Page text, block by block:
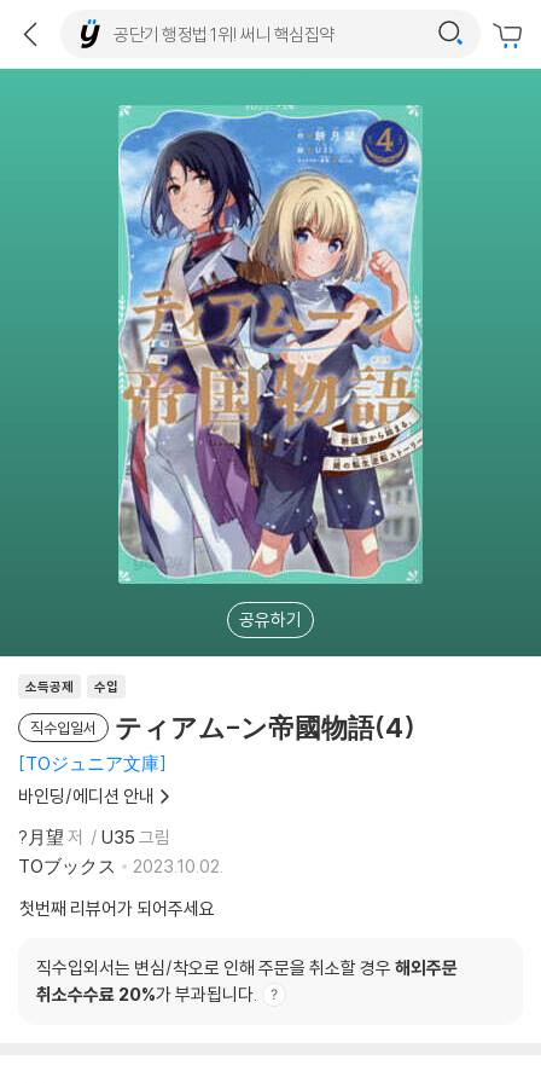
공유하기
소득공제 수입
직수입일서 ティアム-ン帝國物語(4)
TOジュニア文庫
바인딩/에디션 안내
?月望 저 U35 그림
TOブックス
2023.10.02.
첫번째 리뷰어가 되어주세요
직수입외서는 변심/착오로 인해 주문을 취소할 경우 해외주문
취소수수료 20%가 부과됩니다.